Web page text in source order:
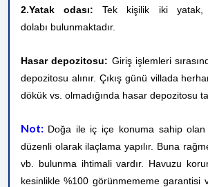
2.Yatak odası:Tek kişilik iki
dolabı bulunmaktadır.
Hasar depozitosu: Giriş işlemleri
depozitosu alınır. Çıkış günü villada
dökük vs. olmadığında hasar depozitosu
Not: Doğa ile iç içe konuma sahip olan
düzenli olarak ilaçlama yapılır. Buna
vb. bulunma ihtimali vardır. Havuzu
kesinlikle %100 görünmememe garantisi